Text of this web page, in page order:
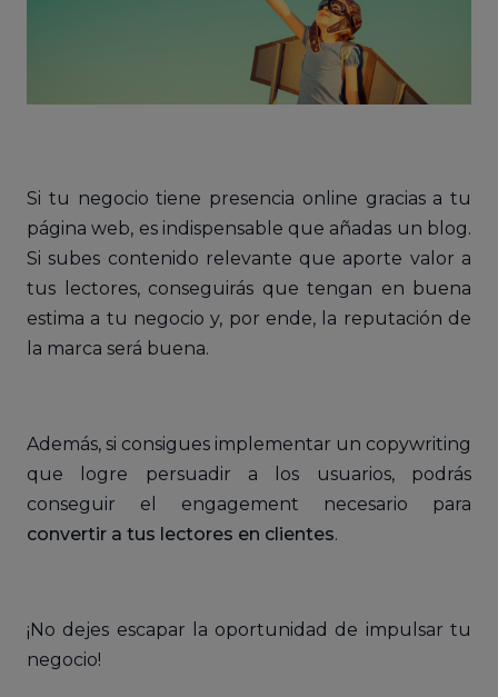
Si tu negocio tiene presencia online gracias a tu
página web, es indispensable que añadas un blog.
Si subes contenido relevante que aporte valor a
tus lectores, conseguirás que tengan en buena
estima a tu negocio y, por ende, la reputación de
la marca será buena.
Además, si consigues implementar un copywriting
que logre persuadir a los usuarios, podrás
conseguir el engagement necesario para
convertir a tus lectores en clientes.
¡No dejes escapar la oportunidad de impulsar tu
negocio!